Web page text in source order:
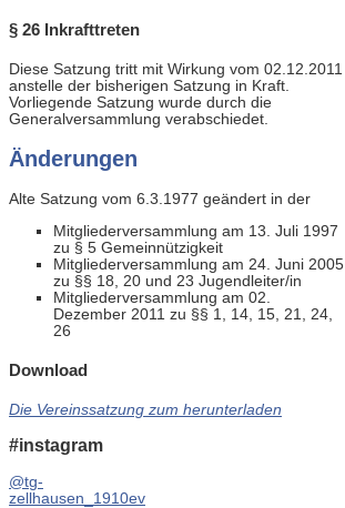
§ 26 Inkrafttreten
Diese Satzung tritt mit Wirkung vom 02.12.2011
anstelle der bisherigen Satzung in Kraft.
Vorliegende Satzung wurde durch die
Generalversammlung verabschiedet.
Änderungen
Alte Satzung vom 6.3.1977 geändert in der
Mitgliederversammlung am 13. Juli 1997
zu § 5 Gemeinnützigkeit
Mitgliederversammlung am 24. Juni 2005
zu §§ 18, 20 und 23 Jugendleiter/in
Mitgliederversammlung am 02.
Dezember 2011 zu §§ 1, 14, 15, 21, 24,
26
Download
Die Vereinssatzung zum herunterladen
#instagram
@tg-
zellhausen_1910ev